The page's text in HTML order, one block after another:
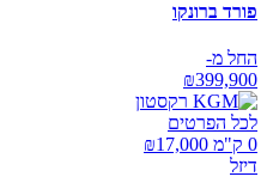
פורד ברונקו
החל מ-
₪399,900
לכל הפרטים
0 ק"מ ₪
17,000
דיזל